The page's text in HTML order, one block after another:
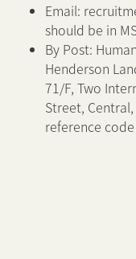
Email:
should be in
By Post:
Henderson
71/F, Two
Street,
reference